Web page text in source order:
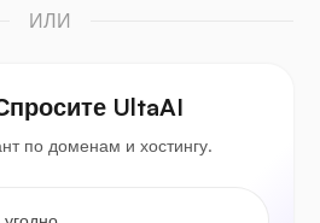
ИЛИ
UltaAI
по доменам и хостингу.